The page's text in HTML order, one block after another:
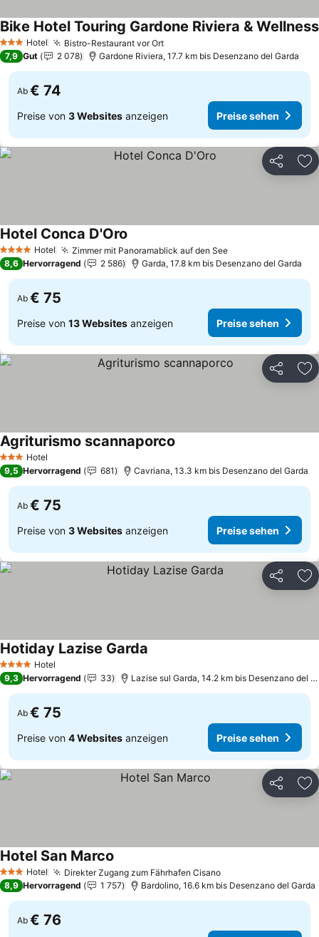
3 SterneHotel Bistro-Restaurant vor OrtPreise sehen
Bike Hotel Touring Gardone Riviera & Wellness
7,9 Gut 2 078 Gardone Riviera, 17.7 km bis Desenzano del Garda
Ab € 74
Preise von 3 Websites anzeigen Preise sehen
Teilen
4 Sterne Hotel Zimmer mit Panoramablick auf den SeePreise sehen
Hotel Conca D'Oro
8,6 Hervorragend 2 586 Garda, 17.8 km bis Desenzano del Garda
Ab € 75
Preise von 13 Websites anzeigen Preise sehen
Teilen
3 SterneHotel
Agriturismo scannaporco
9,5 Hervorragend 681 Cavriana, 13.3 km bis Desenzano del Garda
Ab € 75
Preise von 3 Websites anzeigen Preise sehen
Teilen
4 Sterne Hotel
Hotiday Lazise Garda
9,3 Hervorragend 33 Lazise sul Garda, 14.2 km bis Desenzano del
Ab € 75
Preise von 4 Websites anzeigen Preise sehen
Teilen
3 SterneHotel Direkter Zugang zum Fährhafen CisanoPreise sehen
Hotel San Marco
8,9 Hervorragend 1 757 Bardolino, 16.6 km bis Desenzano del Garda
Ab € 76